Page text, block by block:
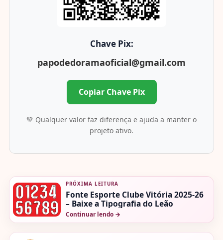
Chave Pix:
papodedoramaoficial@gmail.com
Copiar Chave Pix
💚 Qualquer valor faz diferença e ajuda a manter o
projeto ativo.
PRÓXIMA LEITURA
Fonte Esporte Clube Vitória 2025-26
– Baixe a Tipografia do Leão
Continuar lendo →